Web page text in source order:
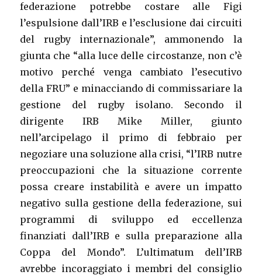
federazione potrebbe costare alle Figi
l’espulsione dall’IRB e l’esclusione dai circuiti
del rugby internazionale”, ammonendo la
giunta che “alla luce delle circostanze, non c’è
motivo perché venga cambiato l’esecutivo
della FRU” e minacciando di commissariare la
gestione del rugby isolano. Secondo il
dirigente IRB Mike Miller, giunto
nell’arcipelago il primo di febbraio per
negoziare una soluzione alla crisi, “l’IRB nutre
preoccupazioni che la situazione corrente
possa creare instabilità e avere un impatto
negativo sulla gestione della federazione, sui
programmi di sviluppo ed eccellenza
finanziati dall’IRB e sulla preparazione alla
Coppa del Mondo”. L’ultimatum dell’IRB
avrebbe incoraggiato i membri del consiglio